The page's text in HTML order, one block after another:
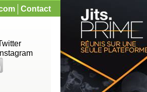
Contact
Instagram